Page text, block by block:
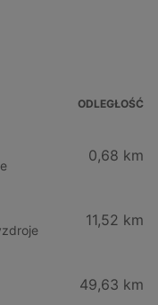
ODLEGŁOŚĆ
0,68 km
11,52 km
49,63 km